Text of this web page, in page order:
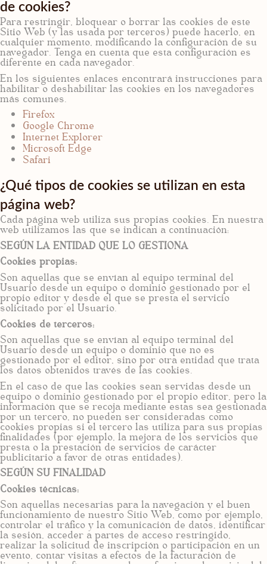
de cookies?
Para restringir, bloquear o borrar las cookies de este
Sitio Web (y las usada por terceros) puede hacerlo, en
cualquier momento, modificando la configuración de su
navegador. Tenga en cuenta que esta configuración es
diferente en cada navegador.
En los siguientes enlaces encontrará instrucciones para
habilitar o deshabilitar las cookies en los navegadores
más comunes.
Firefox
Google Chrome
Internet Explorer
Microsoft Edge
Safari
¿Qué tipos de cookies se utilizan en esta
página web?
Cada página web utiliza sus propias cookies. En nuestra
web utilizamos las que se indican a continuación:
SEGÚN LA ENTIDAD QUE LO GESTIONA
Cookies propias:
Son aquellas que se envían al equipo terminal del
Usuario desde un equipo o dominio gestionado por el
propio editor y desde el que se presta el servicio
solicitado por el Usuario.
Cookies de terceros:
Son aquellas que se envían al equipo terminal del
Usuario desde un equipo o dominio que no es
gestionado por el editor, sino por otra entidad que trata
los datos obtenidos través de las cookies.
En el caso de que las cookies sean servidas desde un
equipo o dominio gestionado por el propio editor, pero la
información que se recoja mediante estas sea gestionada
por un tercero, no pueden ser consideradas como
cookies propias si el tercero las utiliza para sus propias
finalidades (por ejemplo, la mejora de los servicios que
presta o la prestación de servicios de carácter
publicitario a favor de otras entidades).
SEGÚN SU FINALIDAD
Cookies técnicas:
Son aquellas necesarias para la navegación y el buen
funcionamiento de nuestro Sitio Web, como por ejemplo,
controlar el tráfico y la comunicación de datos, identificar
la sesión, acceder a partes de acceso restringido,
realizar la solicitud de inscripción o participación en un
evento, contar visitas a efectos de la facturación de